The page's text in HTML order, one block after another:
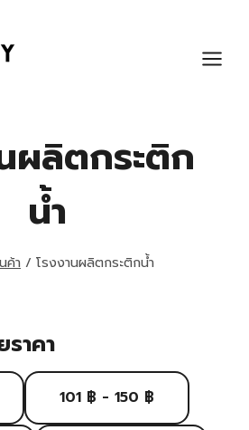
ผลิตกระติก
น้ำ
ค้า / โรงงานผลิตกระติกน้ำ
าคา
101 ฿ - 150 ฿